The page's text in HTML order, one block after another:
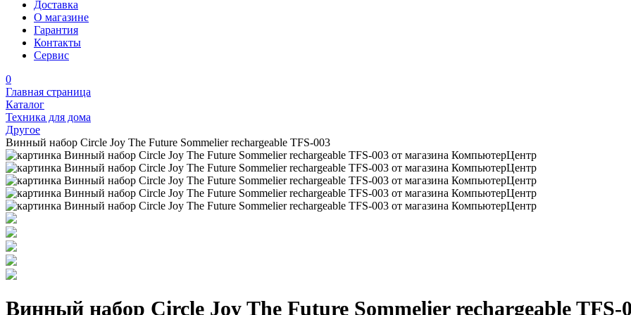
Доставка
О магазине
Гарантия
Контакты
Сервис
0
Главная страница
Каталог
Техника для дома
Другое
Винный набор Circle Joy The Future Sommelier rechargeable TFS-003
Винный набор Circle Joy The Future Sommelier rechargeable TFS-